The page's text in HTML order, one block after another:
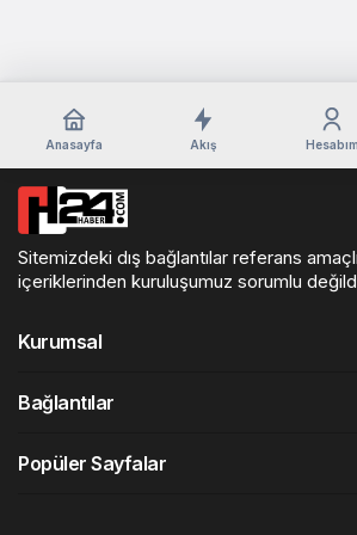
Anasayfa Akış Hesabım
Sitemizdeki dış bağlantılar referans
içeriklerinden kuruluşumuz sorumlu
Kurumsal
Bağlantılar
Popüler Sayfalar